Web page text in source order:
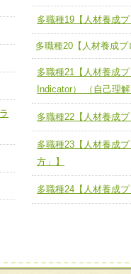
チーム15【人材養成
チーム16【放射線治
チーム17【血管内治療
チーム18【造血幹細胞
役割01【管理栄養士
役割02【DPC検証チー
役割03【医療経済・制
役割04【薬剤師病棟常
役割06【臨床検査技師
多職種19【人材養成
多職種20【人材養成プ
多職種21【人材養成
Indicator） （自己理解
多職種22【人材養成
多職種23【人材養成
方」】
多職種24【人材養成